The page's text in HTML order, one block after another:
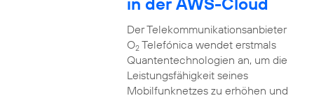
Der Telekommunikationsanbieter
O2Telefónica wendet erstmals
Quantentechnologien an, um die
Leistungsfähigkeit seines
Mobilfunknetzes zu erhöhen und